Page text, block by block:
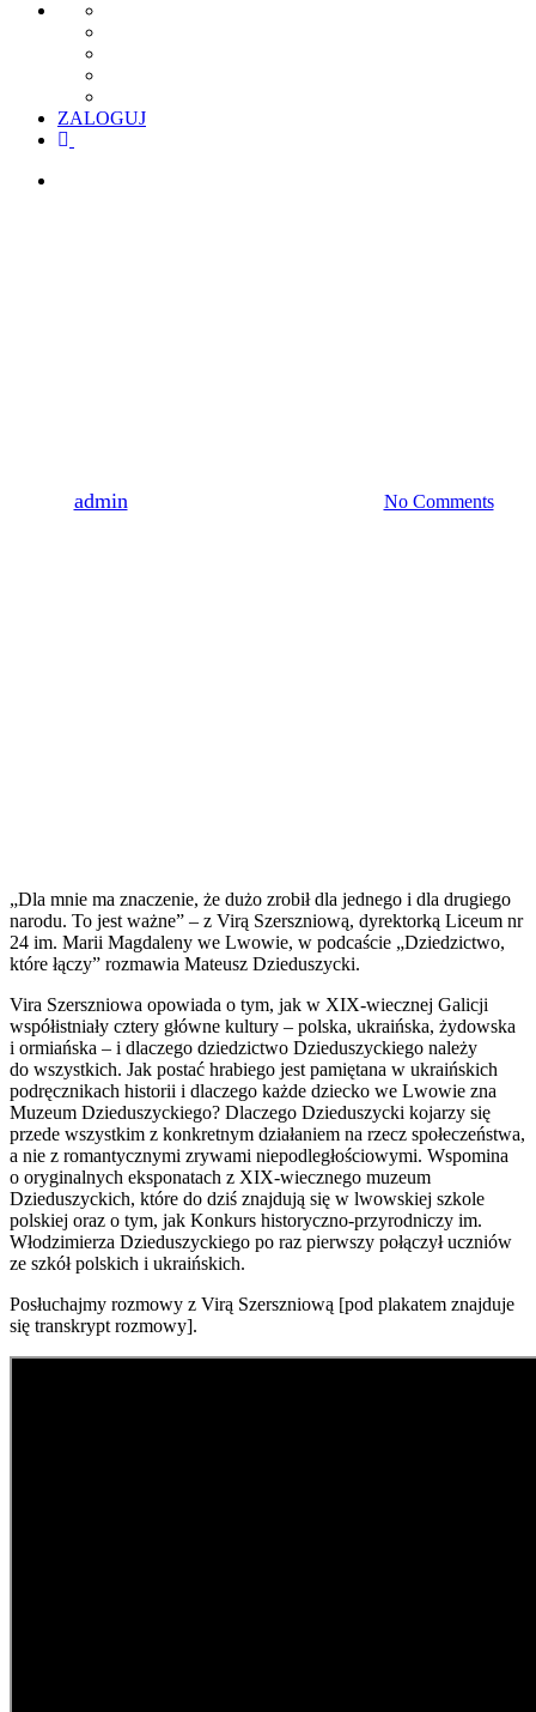
ZALOGUJ
facebook
admin No Comments
„Dla mnie ma znaczenie, że dużo zrobił dla jednego i dla drugiego
narodu. To jest ważne” – z Virą Szerszniową, dyrektorką Liceum nr
24 im. Marii Magdaleny we Lwowie, w podcaście „Dziedzictwo,
które łączy” rozmawia Mateusz Dzieduszycki.
Vira Szerszniowa opowiada o tym, jak w XIX-wiecznej Galicji
współistniały cztery główne kultury – polska, ukraińska, żydowska
i ormiańska – i dlaczego dziedzictwo Dzieduszyckiego należy
do wszystkich. Jak postać hrabiego jest pamiętana w ukraińskich
podręcznikach historii i dlaczego każde dziecko we Lwowie zna
Muzeum Dzieduszyckiego? Dlaczego Dzieduszycki kojarzy się
przede wszystkim z konkretnym działaniem na rzecz społeczeństwa,
a nie z romantycznymi zrywami niepodległościowymi. Wspomina
o oryginalnych eksponatach z XIX-wiecznego muzeum
Dzieduszyckich, które do dziś znajdują się w lwowskiej szkole
polskiej oraz o tym, jak Konkurs historyczno-przyrodniczy im.
Włodzimierza Dzieduszyckiego po raz pierwszy połączył uczniów
ze szkół polskich i ukraińskich.
Posłuchajmy rozmowy z Virą Szerszniową [pod plakatem znajduje
się transkrypt rozmowy].